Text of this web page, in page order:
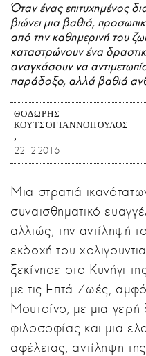
Όταν ένας επιτυχημένος
βιώνει μια βαθιά,
από την καθημερινή του
καταστρώνουν ένα
αναγκάσουν να
παράδοξο, αλλά βαθιά
ΘΟΔΩΡΉΣ
ΚΟΥΤΣΟΓΙΑΝΝΌΠΟΥΛΟΣ
22.12.2016
Μια στρατιά
συναισθηματικό
αλλιώς, την αντίληψή
εκδοχή του
ξεκίνησε στο Κυνήγι
με τις Επτά Ζωές,
Μουτσίνο, με μια
φιλοσοφίας και μια
αφέλειας, αντίληψη